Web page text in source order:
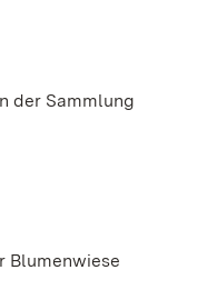
der Sammlung
Blumenwiese